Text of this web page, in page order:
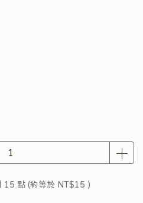
15 點 (約等於 NT$15 )